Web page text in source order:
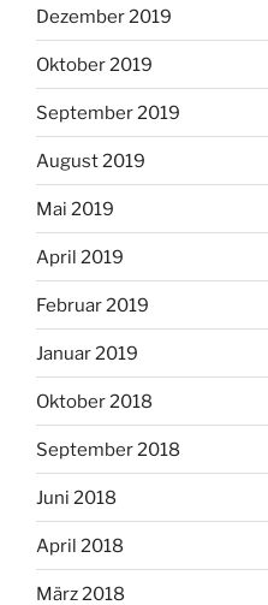
Dezember 2019
Oktober 2019
September 2019
August 2019
Mai 2019
April 2019
Februar 2019
Januar 2019
Oktober 2018
September 2018
Juni 2018
April 2018
März 2018